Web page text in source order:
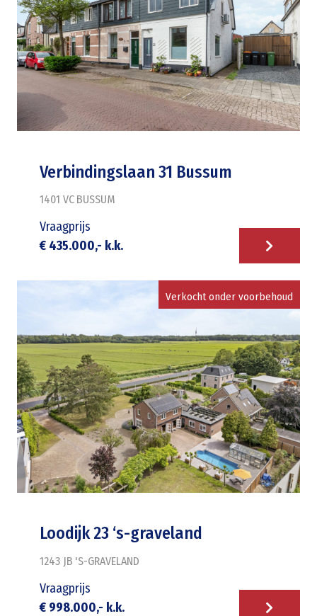
Verbindingslaan 31 Bussum
1401 VC BUSSUM
Vraagprijs
€ 435.000,- k.k.
Verkocht onder voorbehoud
Loodijk 23 ‘s-graveland
1243 JB 'S-GRAVELAND
Vraagprijs
€ 998.000,- k.k.